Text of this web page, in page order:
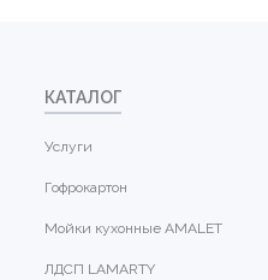
КАТАЛОГ
Услуги
Гофрокартон
Мойки кухонные AMALET
ЛДСП LAMARTY